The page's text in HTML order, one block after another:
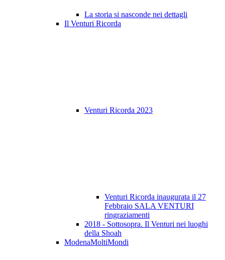
La storia si nasconde nei dettagli
Il Venturi Ricorda
Venturi Ricorda 2023
Venturi Ricorda inaugurata il 27
Febbraio SALA VENTURI
ringraziamenti
2018 - Sottosopra. Il Venturi nei luoghi
della Shoah
ModenaMoltiMondi